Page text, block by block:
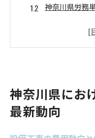
神奈川県労務
神奈川県単価
公共工事設計労務
設備工事費用
神奈川県にお
最新動向